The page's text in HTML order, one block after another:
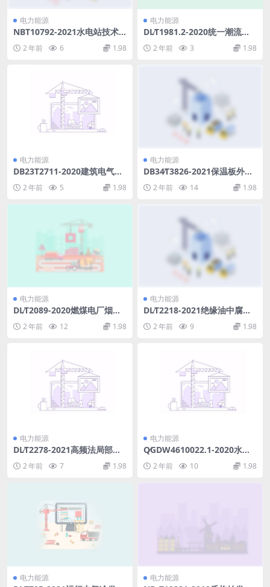
电力能源
NBT10792-2021水电站技术
供水系统规范(11.24MB)pdf
2 年前 6 1.98
电力能源
DL∕T1981.2-2020统一潮流控
制器第2部分：系统设计导则
(12.13MB)pdf
2 年前 3 1.98
电力能源
DB23T2711-2020建筑电气防
f
2 年前 5 1.98
电力能源
DB34∕T3826-2021保温板外墙
2 年前 14 1.98
电力能源
DL∕T2089-2020燃煤电厂烟气
脱硝催化剂使用导则(2.23MB)
pdf2 年前 12 1.98
电力能源
DL∕T2218-2021绝缘油中腐蚀
性硫二苄基二硫醚定量检测方
法气相色谱多重质谱联用法(2.
2 年前 9 1.98
电力能源
DL∕T2278-2021高频法局部放
电带电检测仪器技术规范(3.87
MB)pdf
2 年前 7 1.98
电力能源
Q∕GDW4610022.1-2020水泵
水轮机本体运检导则(8.01MB)
pdf2 年前 10 1.98
电力能源 电力能源